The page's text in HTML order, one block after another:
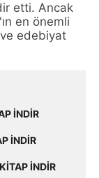
etti. Ancak
en önemli
edebiyat
İNDİR
İNDİR
İNDİR